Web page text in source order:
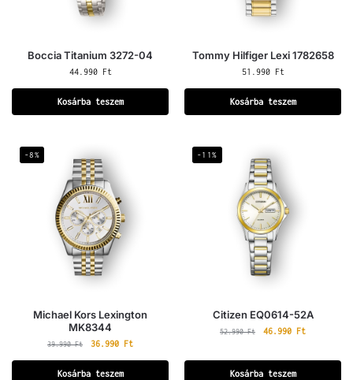
Boccia Titanium 3272-04
44.990 Ft
Kosárba teszem
Tommy Hilfiger Lexi 1782658
51.990 Ft
Kosárba teszem
-8%
Michael Kors Lexington
MK8344
39.990Ft 36.990 Ft
Kosárba teszem
-11%
Citizen EQ0614-52A
52.990Ft 46.990 Ft
Kosárba teszem